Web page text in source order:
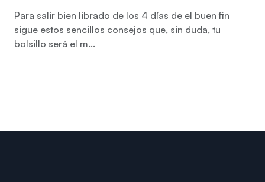
Para salir bien librado de los 4 días de el buen fin
sigue estos sencillos consejos que, sin duda, tu
bolsillo será el m...